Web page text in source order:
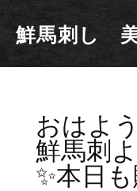
鮮馬刺し
おはよ
鮮馬刺
✨本日